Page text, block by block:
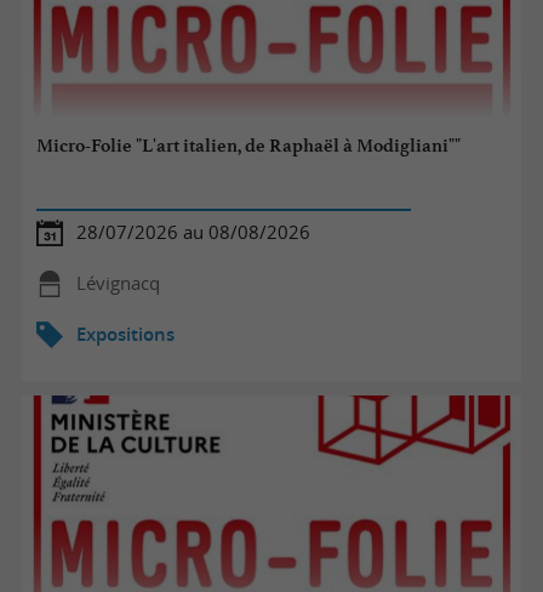
Micro-Folie "L'art italien, de Raphaël à Modigliani""
28/07/2026 au 08/08/2026
Lévignacq
Expositions